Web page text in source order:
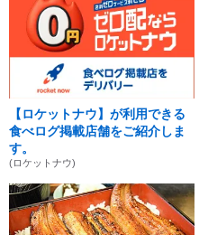
【ロケットナウ】が利用できる
食べログ掲載店舗をご紹介しま
す。
(ロケットナウ)